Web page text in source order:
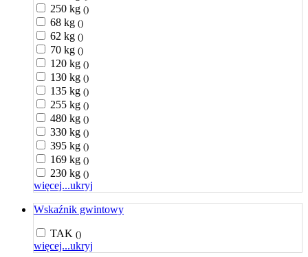
250 kg ()
68 kg ()
62 kg ()
70 kg ()
120 kg ()
130 kg ()
135 kg ()
255 kg ()
480 kg ()
330 kg ()
395 kg ()
169 kg ()
230 kg ()
więcej...ukryj
Wskaźnik gwintowy
TAK ()
więcej...ukryj